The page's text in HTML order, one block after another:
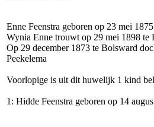
Enne Feenstra geboren op 23 mei
Wynia Enne trouwt op 29 mei 1898 te
Op 29 december 1873 te Bolsward
Peekelema
Voorlopige is uit dit huwelijk 1 kind
1: Hidde Feenstra geboren op 14